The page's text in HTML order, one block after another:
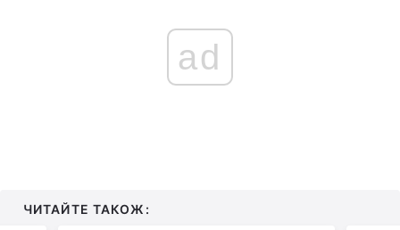
ad
ЧИТАЙТЕ ТАКОЖ: